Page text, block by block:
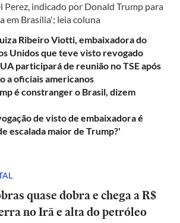
Perez, indicado por Donald Trump para
em Brasília'; leia coluna
Ribeiro Viotti, embaixadora do
Unidos que teve visto revogado
participará de reunião no TSE após
a oficiais americanos
é constranger o Brasil, dizem
de visto de embaixadora é
escalada maior de Trump?'
quase dobra e chega a R$
no Irã e alta do petróleo